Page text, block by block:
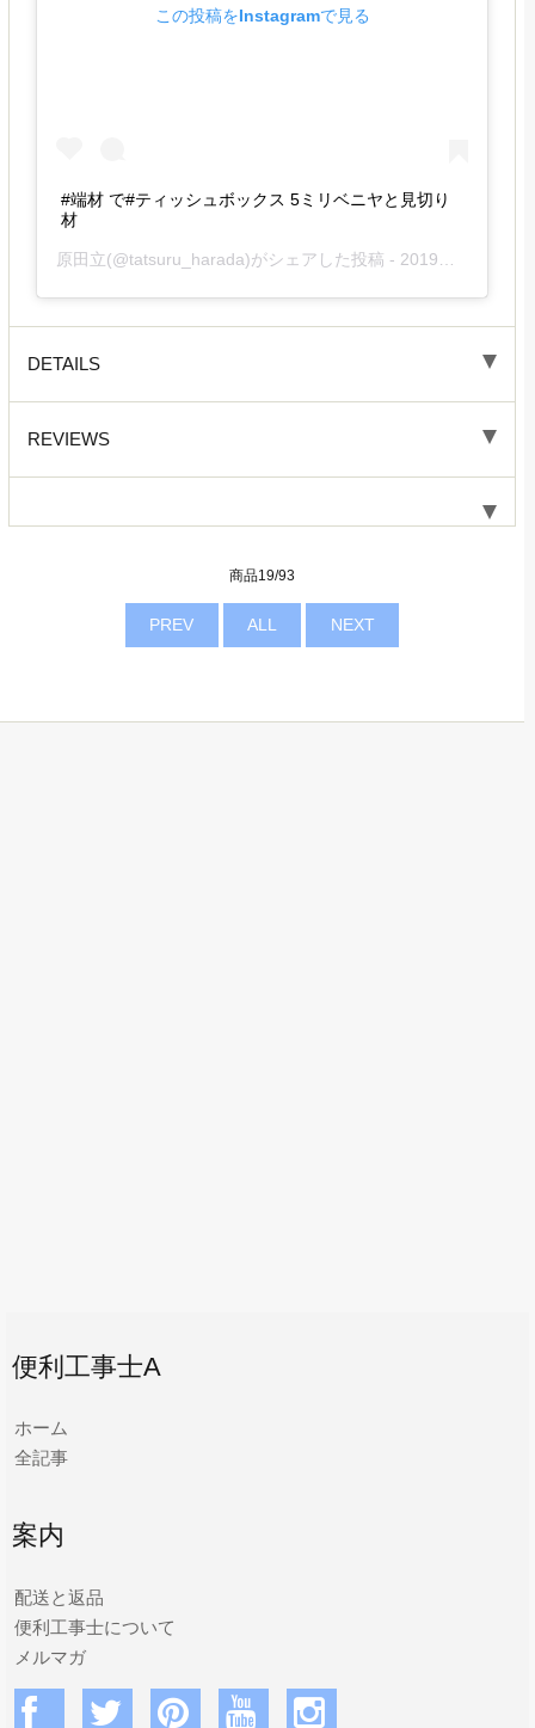
この投稿をInstagramで見る
#端材 で#ティッシュボックス 5ミリベニヤと見切り
材
原田立(@tatsuru_harada)がシェアした投稿 - 2019年11月月21日午後6時20分PST
DETAILS
REVIEWS
商品19/93
PREV ALL NEXT
便利工事士A
ホーム
全記事
案内
配送と返品
便利工事士について
メルマガ